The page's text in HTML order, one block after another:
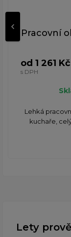
Pracovní
od 1 261 Kč
s DPH
​Lehká
kuchaře,
Lety